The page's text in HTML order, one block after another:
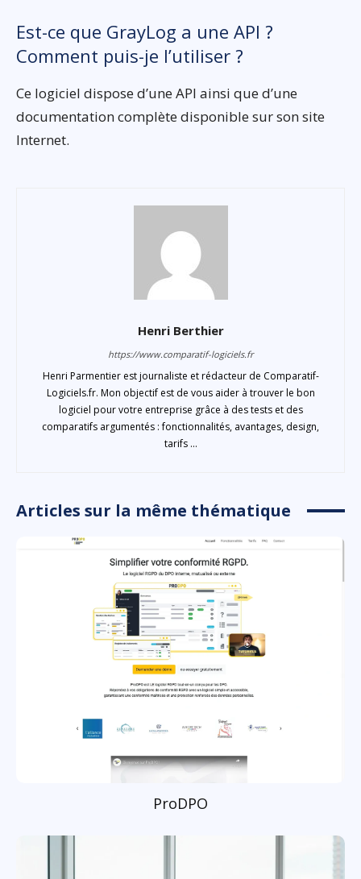
Est-ce que GrayLog a une API ?
Comment puis-je l’utiliser ?
Ce logiciel dispose d’une API ainsi que d’une
documentation complète disponible sur son site
Internet.
Henri Berthier
https://www.comparatif-logiciels.fr
Henri Parmentier est journaliste et rédacteur de Comparatif-
Logiciels.fr. Mon objectif est de vous aider à trouver le bon
logiciel pour votre entreprise grâce à des tests et des
comparatifs argumentés : fonctionnalités, avantages, design,
tarifs ...
Articles sur la même thématique
ProDPO